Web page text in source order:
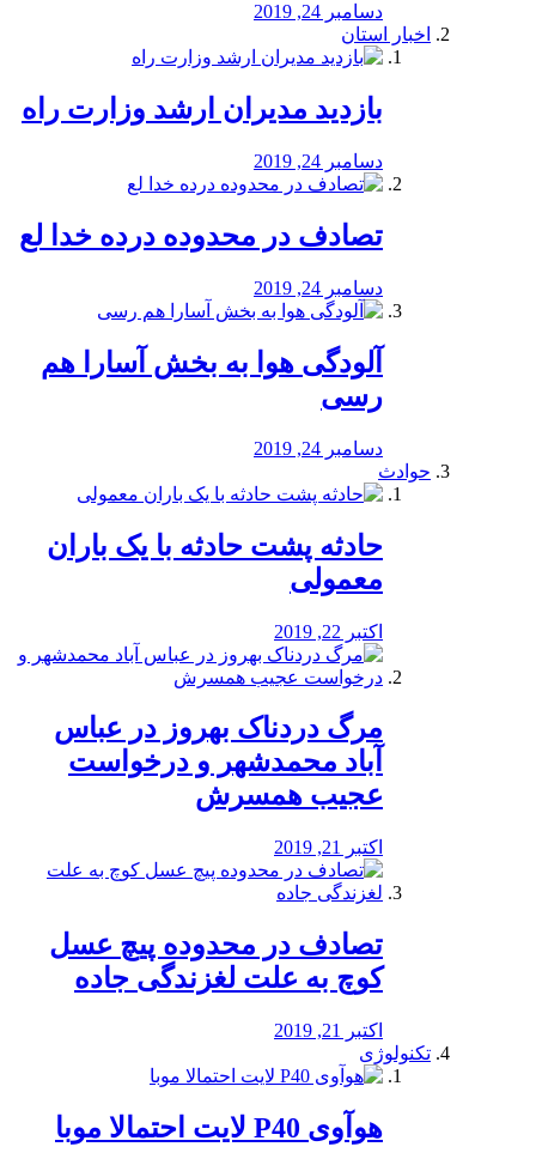
دسامبر 24, 2019
اخبار استان
بازدید مدیران ارشد وزارت راه
دسامبر 24, 2019
تصادف در محدوده درده خدا لع
دسامبر 24, 2019
آلودگی هوا به بخش آسارا هم
رسی
دسامبر 24, 2019
حوادث
️حادثه پشت حادثه با یک باران
معمولی
اکتبر 22, 2019
مرگ دردناک بهروز در عباس
آباد محمدشهر و درخواست
عجیب همسرش
اکتبر 21, 2019
تصادف در محدوده پیچ عسل
کوچ به علت لغزندگی جاده
اکتبر 21, 2019
تکنولوژی
هوآوی P40 لایت احتمالا موبا